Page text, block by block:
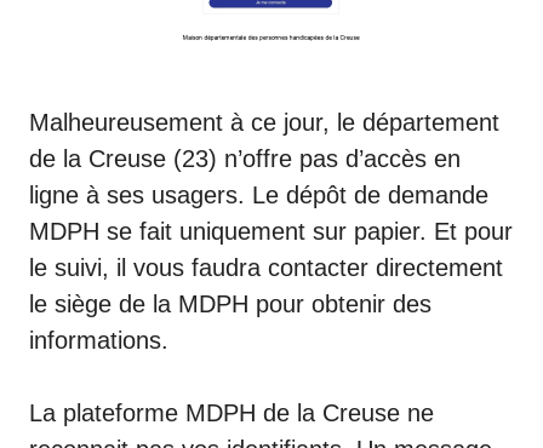
Malheureusement à ce jour, le département
de la Creuse (23) n’offre pas d’accès en
ligne à ses usagers. Le dépôt de demande
MDPH se fait uniquement sur papier. Et pour
le suivi, il vous faudra contacter directement
le siège de la MDPH pour obtenir des
informations.
La plateforme MDPH de la Creuse ne